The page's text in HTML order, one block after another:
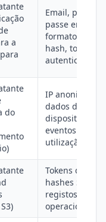
a
Email, palavra-
passe em
formato de
hash, tokens
autenticação
do
IP
dados de
dispositivo,
eventos de
utilização
Tokens de
hashes SHA-
registos
operacionais